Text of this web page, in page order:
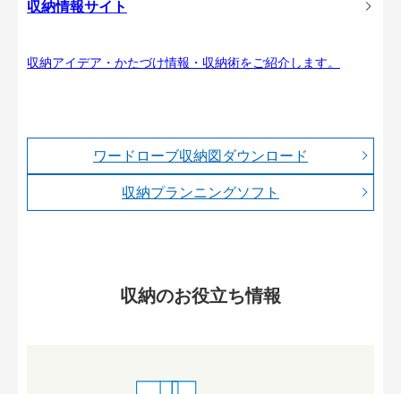
収納情報サイト
収納アイデア・かたづけ情報・収納術をご紹介します。
ワードローブ収納図ダウンロード
収納プランニングソフト
収納のお役立ち情報